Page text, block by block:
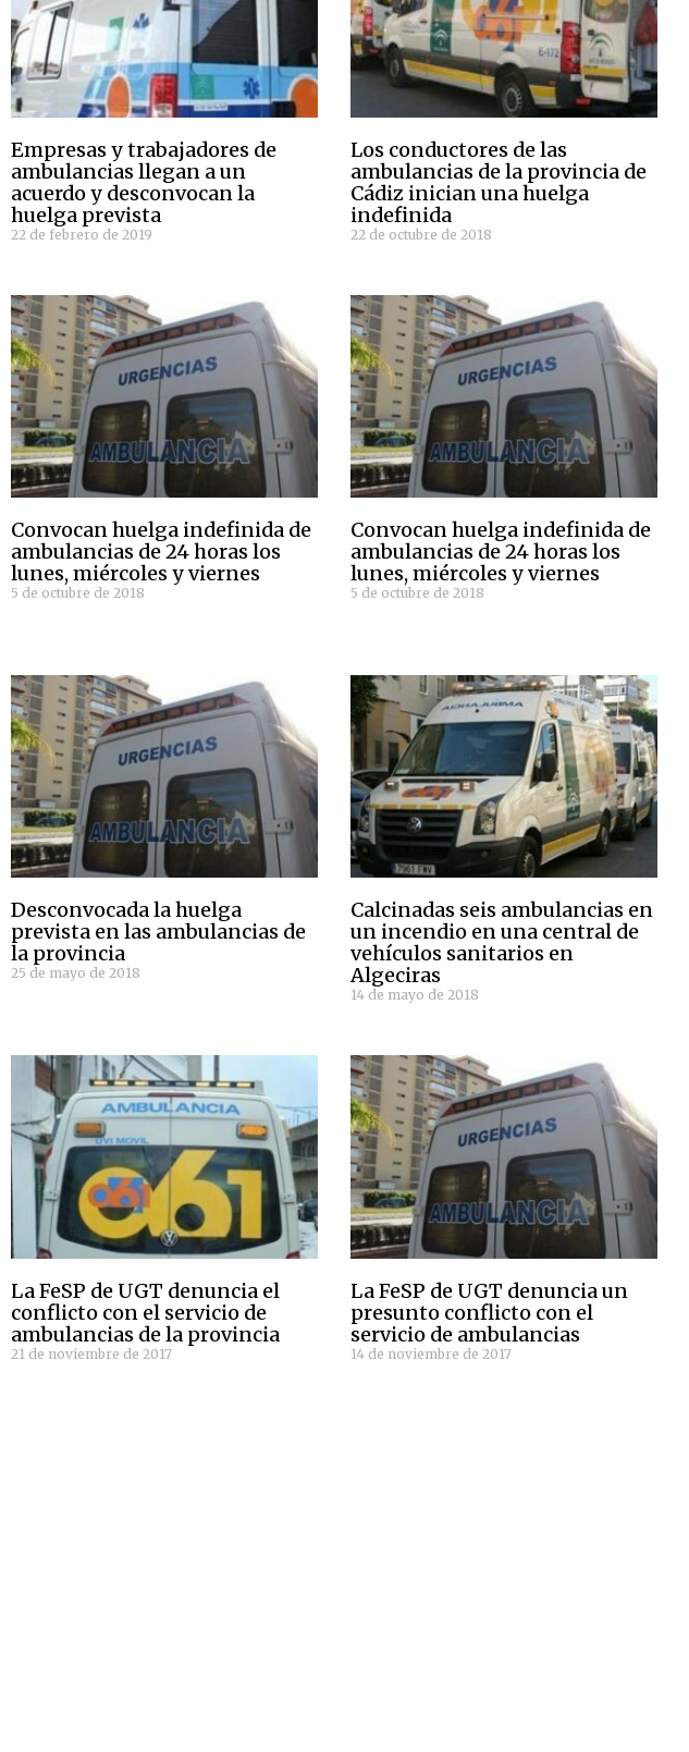
Empresas y trabajadores de
ambulancias llegan a un
acuerdo y desconvocan la
huelga prevista
22 de febrero de 2019
Los conductores de las
ambulancias de la provincia de
Cádiz inician una huelga
indefinida
22 de octubre de 2018
Convocan huelga indefinida de
ambulancias de 24 horas los
lunes, miércoles y viernes
5 de octubre de 2018
Convocan huelga indefinida de
ambulancias de 24 horas los
lunes, miércoles y viernes
5 de octubre de 2018
Desconvocada la huelga
prevista en las ambulancias de
la provincia
25 de mayo de 2018
Calcinadas seis ambulancias en
un incendio en una central de
vehículos sanitarios en
Algeciras
14 de mayo de 2018
La FeSP de UGT denuncia el
conflicto con el servicio de
ambulancias de la provincia
21 de noviembre de 2017
La FeSP de UGT denuncia un
presunto conflicto con el
servicio de ambulancias
14 de noviembre de 2017